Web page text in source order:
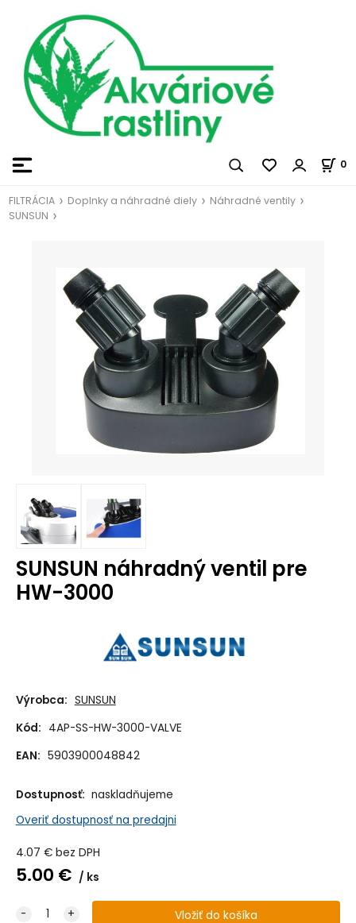
0
FILTRÁCIA Doplnky a náhradné diely
Náhradné ventily
SUNSUN
SUNSUN náhradný ventil pre
HW-3000
Výrobca: SUNSUN
Kód: 4AP-SS-HW-3000-VALVE
EAN: 5903900048842
Dostupnosť: naskladňujeme
Overiť dostupnosť na predajni
4.07 € bez DPH
5.00 € ks